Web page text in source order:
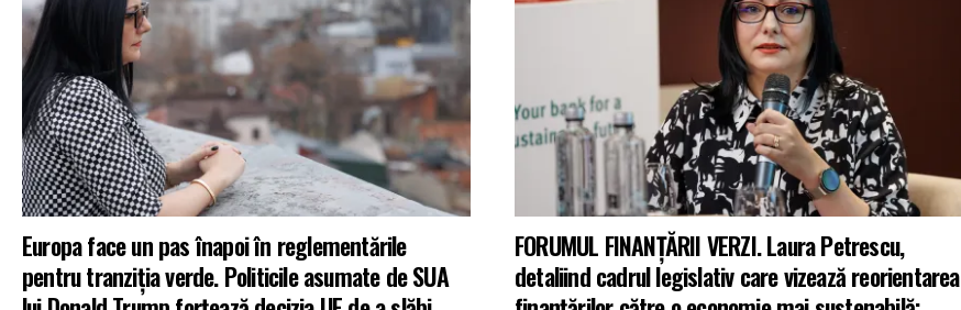
Europa face un pas înapoi în reglementările
pentru tranziția verde. Politicile asumate de SUA
FORUMUL FINANȚĂRII VERZI. Laura Petrescu,
detaliind cadrul legislativ care vizează reorientarea